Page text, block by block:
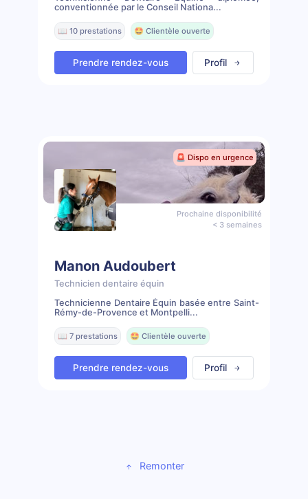
conventionnée par le Conseil Nationa...
📖 10 prestations 🤩 Clientèle ouverte
Prendre rendez-vous Profil
🚨 Dispo en urgence
Prochaine disponibilité
< 3 semaines
Manon Audoubert
Technicien dentaire équin
Technicienne Dentaire Équin basée entre Saint-
Rémy-de-Provence et Montpelli...
📖 7 prestations 🤩 Clientèle ouverte
Prendre rendez-vous Profil
Remonter